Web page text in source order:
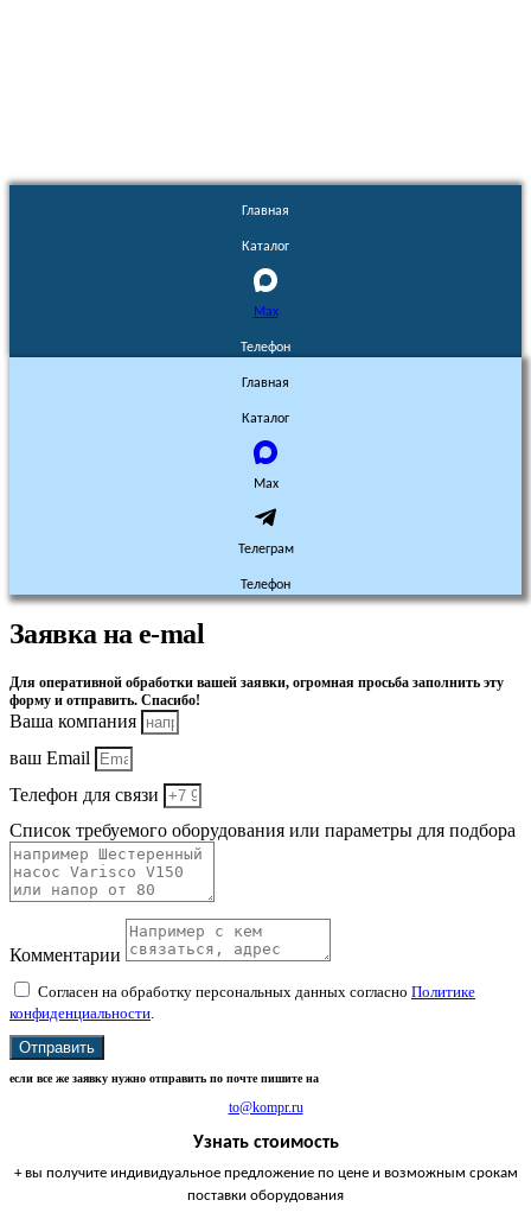
Главная
Каталог
Max
Телефон
Главная
Каталог
Max
Телеграм
Телефон
Заявка на e-mal
Для оперативной обработки вашей заявки, огромная просьба заполнить эту
форму и отправить. Спасибо!
Ваша компания
ваш Email
Телефон для связи
Список требуемого оборудования или параметры для подбора
Комментарии
Согласен на обработку персональных данных согласно Политике
конфиденциальности.
Отправить
если все же заявку нужно отправить по почте пишите на
to@kompr.ru
Узнать стоимость
+ вы получите индивидуальное предложение по цене и возможным срокам
поставки оборудования